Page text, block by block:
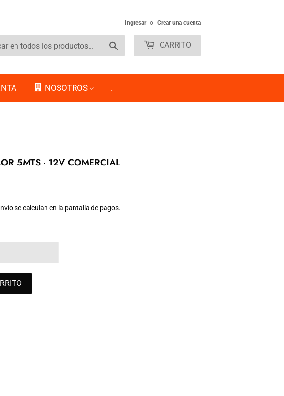
Ingresar o Crear una cuenta
CARRITO
NOSOTROS .
5MTS - 12V COMERCIAL
se calculan en la pantalla de pagos.